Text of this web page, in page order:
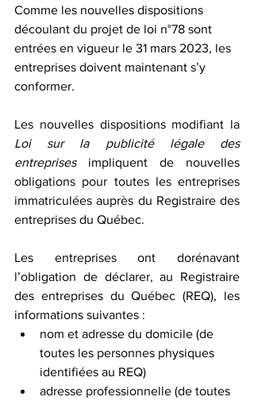
Comme les nouvelles dispositions
découlant du projet de loi n°78 sont
entrées en vigueur le 31 mars 2023, les
entreprises doivent maintenant s’y
conformer.
Loi sur la publicité légale des
entreprises impliquent de nouvelles
obligations pour toutes les entreprises
immatriculées auprès du Registraire des
entreprises du Québec.
Les entreprises ont dorénavant
l’obligation de déclarer, au Registraire
des entreprises du Québec (REQ), les
informations suivantes :
nom et adresse du domicile (de
toutes les personnes physiques
identifiées au REQ)
adresse professionnelle (de toutes